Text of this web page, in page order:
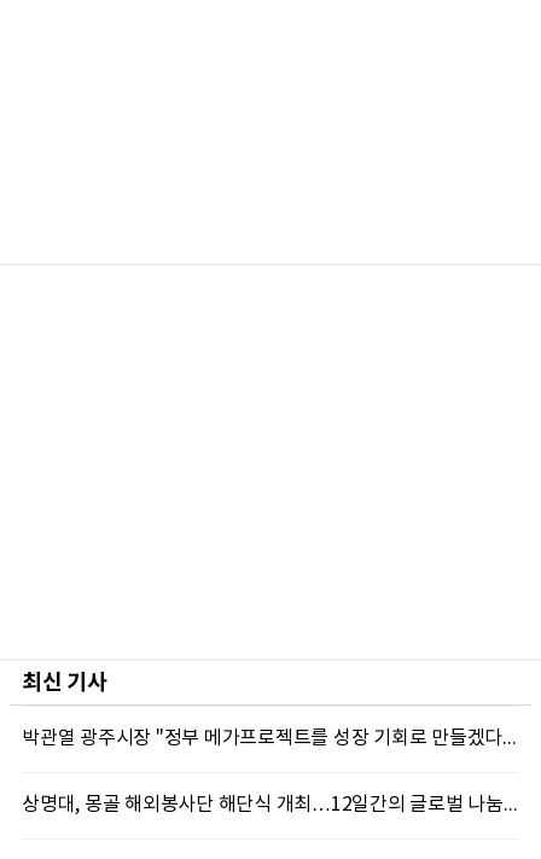
최신 기사
박관열 광주시장 "정부 메가프로젝트를 성장 기회로 만들겠다"…첫 시정토론회 개최
상명대, 몽골 해외봉사단 해단식 개최…12일간의 글로벌 나눔 성료